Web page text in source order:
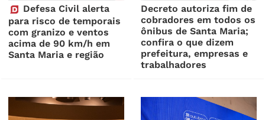
Defesa Civil alerta
para risco de temporais
com granizo e ventos
acima de 90 km/h em
Santa Maria e região
Decreto autoriza fim de
cobradores em todos os
ônibus de Santa Maria;
confira o que dizem
prefeitura, empresas e
trabalhadores